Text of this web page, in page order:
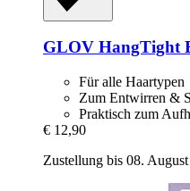
GLOV HangTight
Für alle Haartypen
Zum Entwirren &
Praktisch zum
€ 12,90
Zustellung bis 08. August